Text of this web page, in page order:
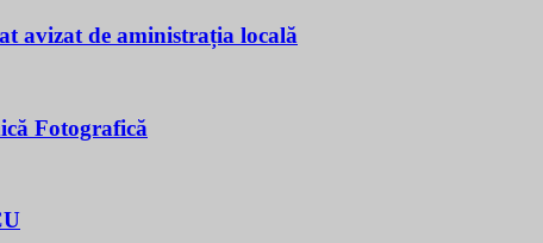
avizat de aministrația locală
Fotografică